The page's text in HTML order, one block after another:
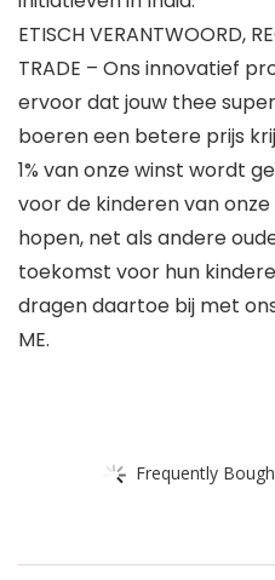
ETISCH VERANTWOORD,
TRADE – Ons innovatief
ervoor dat jouw thee
boeren een betere prijs
1% van onze winst wordt
voor de kinderen van
hopen, net als andere
toekomst voor hun
dragen daartoe bij met
ME.
Frequently